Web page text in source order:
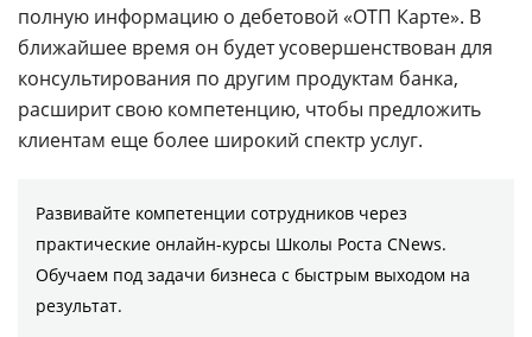
полную информацию о дебетовой «ОТП Карте». В
ближайшее время он будет усовершенствован для
консультирования по другим продуктам банка,
расширит свою компетенцию, чтобы предложить
клиентам еще более широкий спектр услуг.
Развивайте компетенции сотрудников через
практические онлайн-курсы Школы Роста CNews.
Обучаем под задачи бизнеса с быстрым выходом на
результат.